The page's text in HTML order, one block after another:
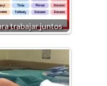
trabajar juntos